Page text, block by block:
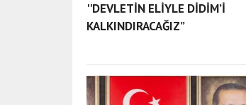
''DEVLETİN ELİYLE DİDİM’İ
KALKINDIRACAĞIZ”